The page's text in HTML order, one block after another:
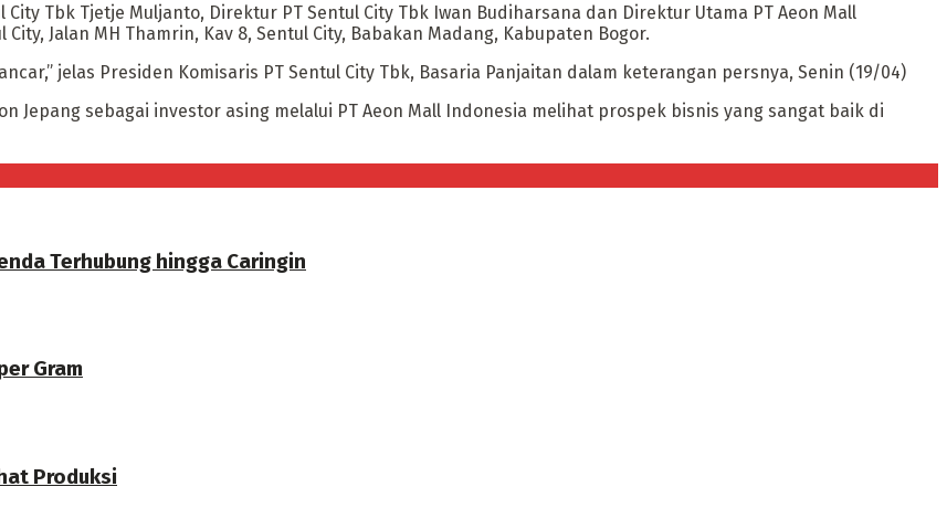
Tbk Tjetje Muljanto, Direktur PT Sentul City Tbk Iwan Budiharsana dan Direktur Utama PT Aeon Mall
Jalan MH Thamrin, Kav 8, Sentul City, Babakan Madang, Kabupaten Bogor.
jelas Presiden Komisaris PT Sentul City Tbk, Basaria Panjaitan dalam keterangan persnya, Senin (19/04)
Jepang sebagai investor asing melalui PT Aeon Mall Indonesia melihat prospek bisnis yang sangat baik di
Terhubung hingga Caringin
Gram
Produksi